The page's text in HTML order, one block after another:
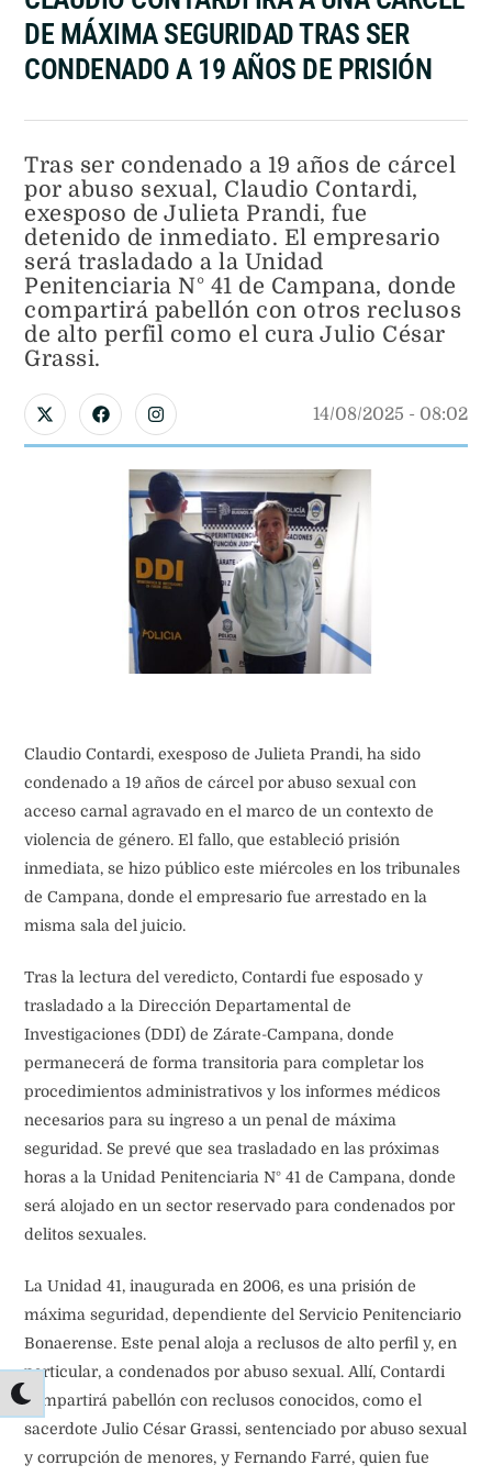
DE MÁXIMA SEGURIDAD TRAS SER
CONDENADO A 19 AÑOS DE PRISIÓN
Tras ser condenado a 19 años de cárcel
por abuso sexual, Claudio Contardi,
exesposo de Julieta Prandi, fue
detenido de inmediato. El empresario
será trasladado a la Unidad
Penitenciaria N° 41 de Campana, donde
compartirá pabellón con otros reclusos
de alto perfil como el cura Julio César
Grassi.
14/08/2025 - 08:02
Claudio Contardi, exesposo de Julieta Prandi, ha sido
condenado a 19 años de cárcel por abuso sexual con
acceso carnal agravado en el marco de un contexto de
violencia de género. El fallo, que estableció prisión
inmediata, se hizo público este miércoles en los tribunales
de Campana, donde el empresario fue arrestado en la
misma sala del juicio.
Tras la lectura del veredicto, Contardi fue esposado y
trasladado a la Dirección Departamental de
Investigaciones (DDI) de Zárate-Campana, donde
permanecerá de forma transitoria para completar los
procedimientos administrativos y los informes médicos
necesarios para su ingreso a un penal de máxima
seguridad. Se prevé que sea trasladado en las próximas
horas a la Unidad Penitenciaria N° 41 de Campana, donde
será alojado en un sector reservado para condenados por
delitos sexuales.
La Unidad 41, inaugurada en 2006, es una prisión de
máxima seguridad, dependiente del Servicio Penitenciario
Bonaerense. Este penal aloja a reclusos de alto perfil y, en
particular, a condenados por abuso sexual. Allí, Contardi
compartirá pabellón con reclusos conocidos, como el
sacerdote Julio César Grassi, sentenciado por abuso sexual
y corrupción de menores, y Fernando Farré, quien fue